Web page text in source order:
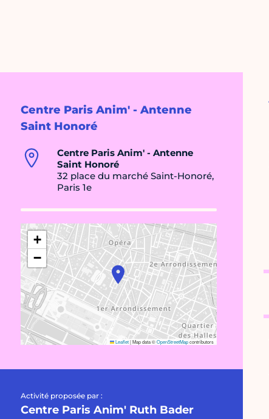
Centre Paris Anim' - Antenne
Saint Honoré
Centre Paris Anim' - Antenne
Saint Honoré
32 place du marché Saint-Honoré,
Paris 1e
+
−
Leaflet|Map data ©OpenStreetMapcontributors
Activité proposée par :
Centre Paris Anim' Ruth Bader